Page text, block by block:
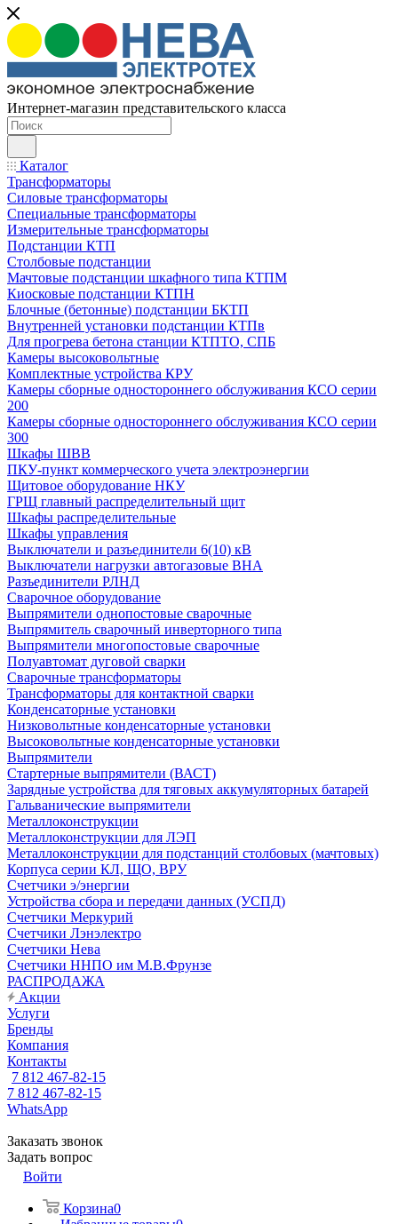
Интернет-магазин представительского класса
Каталог
Трансформаторы
Силовые трансформаторы
Специальные трансформаторы
Измерительные трансформаторы
Подстанции КТП
Столбовые подстанции
Мачтовые подстанции шкафного типа КТПМ
Киосковые подстанции КТПН
Блочные (бетонные) подстанции БКТП
Внутренней установки подстанции КТПв
Для прогрева бетона станции КТПТО, СПБ
Камеры высоковольтные
Комплектные устройства КРУ
Камеры сборные одностороннего обслуживания КСО серии
200
Камеры сборные одностороннего обслуживания КСО серии
300
Шкафы ШВВ
ПКУ-пункт коммерческого учета электроэнергии
Щитовое оборудование НКУ
ГРЩ главный распределительный щит
Шкафы распределительные
Шкафы управления
Выключатели и разъединители 6(10) кВ
Выключатели нагрузки автогазовые ВНА
Разъединители РЛНД
Сварочное оборудование
Выпрямители однопостовые сварочные
Выпрямитель сварочный инверторного типа
Выпрямители многопостовые сварочные
Полуавтомат дуговой сварки
Сварочные трансформаторы
Трансформаторы для контактной сварки
Конденсаторные установки
Низковольтные конденсаторные установки
Высоковольтные конденсаторные установки
Выпрямители
Стартерные выпрямители (ВАСТ)
Зарядные устройства для тяговых аккумуляторных батарей
Гальванические выпрямители
Металлоконструкции
Металлоконструкции для ЛЭП
Металлоконструкции для подстанций столбовых (мачтовых)
Корпуса серии КЛ, ЩО, ВРУ
Счетчики э/энергии
Устройства сбора и передачи данных (УСПД)
Счетчики Меркурий
Счетчики Лэнэлектро
Счетчики Нева
Счетчики ННПО им М.В.Фрунзе
РАСПРОДАЖА
Акции
Услуги
Бренды
Компания
Контакты
7 812 467-82-15
7 812 467-82-15
WhatsApp
Заказать звонок
Задать вопрос
Войти
Корзина0